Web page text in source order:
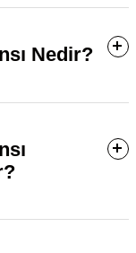
Nedir?